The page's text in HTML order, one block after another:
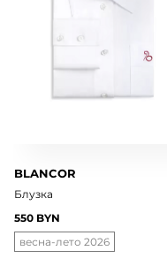
BLANCOR
Блузка
550 BYN
весна-лето 2026